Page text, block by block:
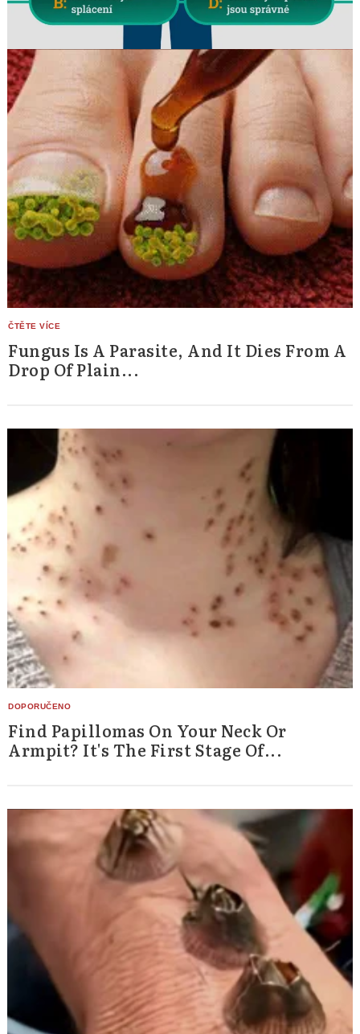
Fungus Is A Parasite, And It Dies From A
Drop Of Plain...
Find Papillomas On Your Neck Or
Armpit? It's The First Stage Of...
Search
for: